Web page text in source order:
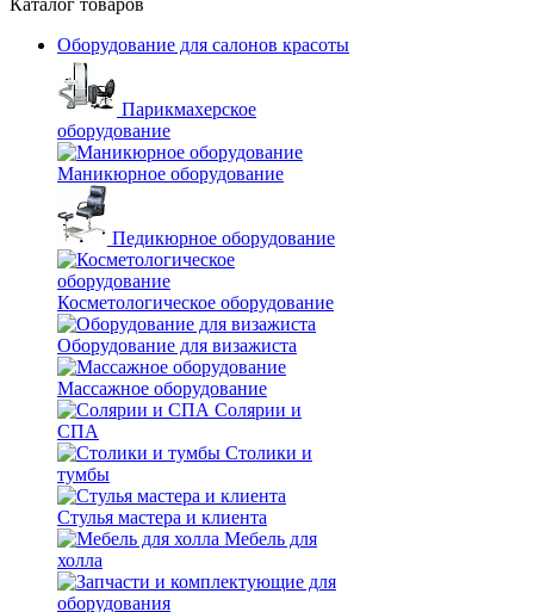
Оборудование для салонов красоты
Парикмахерское
оборудование
Маникюрное оборудование
Педикюрное оборудование
Косметологическое оборудование
Оборудование для визажиста
Массажное оборудование
Солярии и
СПА
Столики и
тумбы
Стулья мастера и клиента
Мебель для
холла